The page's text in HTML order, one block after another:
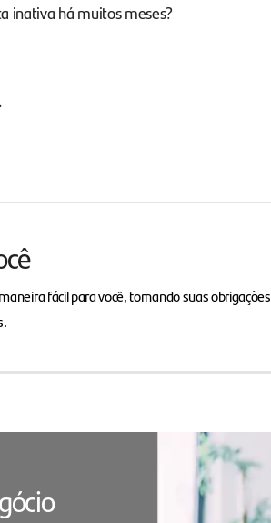
inativa há muitos meses?
fácil para você, tornando suas obrigações